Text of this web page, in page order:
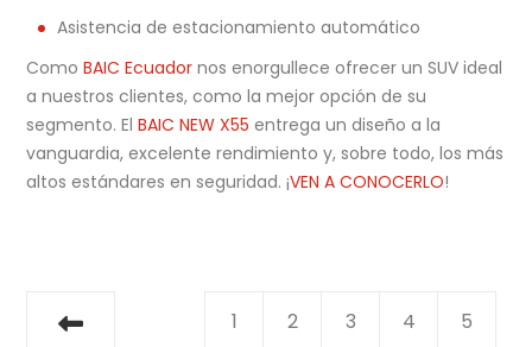
Asistencia de estacionamiento automático
ComoBAIC Ecuador nos enorgullece ofrecer un SUV ideal
a nuestros clientes, como la mejor opción de su
segmento. ElBAIC NEW X55 entrega un diseño a la
vanguardia, excelente rendimiento y, sobre todo, los más
altos estándares en seguridad. ¡VEN A CONOCERLO!
1 2 3 4 5